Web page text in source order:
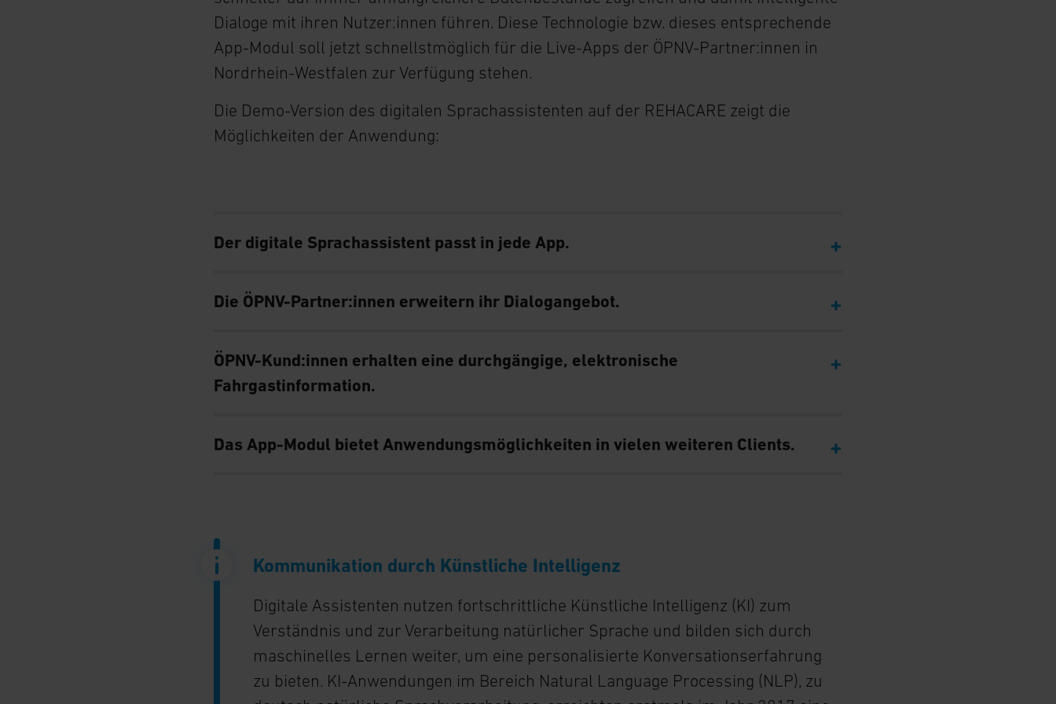
a
h
l
Dialoge mit ihren Nutzer:innen führen. Diese Technologie bzw. dieses entsprechende
App-Modul soll jetzt schnellstmöglich für die Live-Apps der ÖPNV-Partner:innen in
Nordrhein-Westfalen zur Verfügung stehen.
Die Demo-Version des digitalen Sprachassistenten auf der REHACARE zeigt die
Möglichkeiten der Anwendung:
Der digitale Sprachassistent passt in jede App.
Die ÖPNV-Partner:innen erweitern ihr Dialogangebot.
ÖPNV-Kund:innen erhalten eine durchgängige, elektronische
Fahrgastinformation.
Das App-Modul bietet Anwendungsmöglichkeiten in vielen weiteren Clients.
Kommunikation durch Künstliche Intelligenz
Digitale Assistenten nutzen fortschrittliche Künstliche Intelligenz (KI) zum
Verständnis und zur Verarbeitung natürlicher Sprache und bilden sich durch
maschinelles Lernen weiter, um eine personalisierte Konversationserfahrung
zu bieten. KI-Anwendungen im Bereich Natural Language Processing (NLP), zu